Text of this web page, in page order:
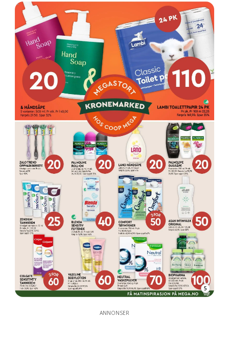
5
ANNONSER